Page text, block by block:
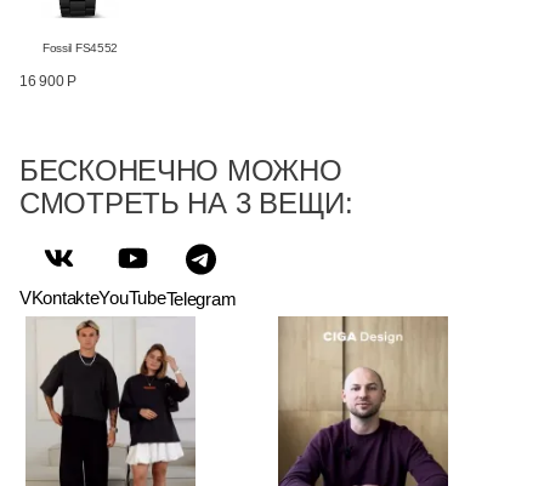
Fossil FS4552
16 900 Р
БЕСКОНЕЧНО МОЖНО
СМОТРЕТЬ НА 3 ВЕЩИ:
VKontakteYouTubeTelegram